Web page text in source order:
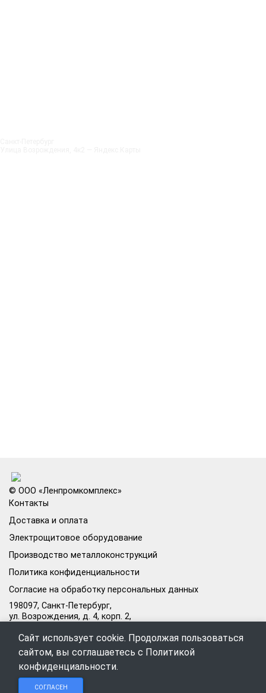
© ООО «Ленпромкомплекс»
Контакты
Доставка и оплата
Электрощитовое оборудование
Производство металлоконструкций
Политика конфиденциальности
Согласие на обработку персональных данных
198097, Санкт-Петербург,
ул. Возрождения, д. 4, корп. 2,
Режим работы офиса:
Пн–Пт: 09:00–18:00
+7 (812) 309-98-44
Сайт использует cookie. Продолжая пользоваться
сайтом, вы соглашаетесь с Политикой
конфиденциальности.
СОГЛАСЕН